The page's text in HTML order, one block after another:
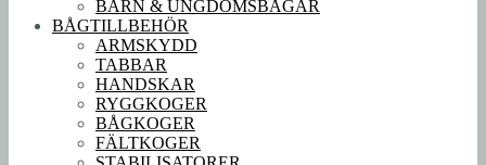
BARN & UNGDOMSBÅGAR
BÅGTILLBEHÖR
ARMSKYDD
TABBAR
HANDSKAR
RYGGKOGER
BÅGKOGER
FÄLTKOGER